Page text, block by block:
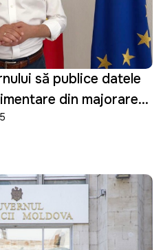
să publice datele
din majorarea